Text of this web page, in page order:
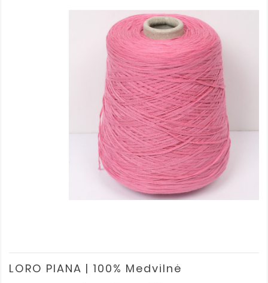
LORO PIANA | 100% Medvilnė